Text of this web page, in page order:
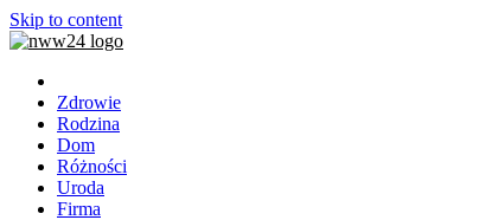
Skip to content
Zdrowie
Rodzina
Dom
Różności
Uroda
Firma